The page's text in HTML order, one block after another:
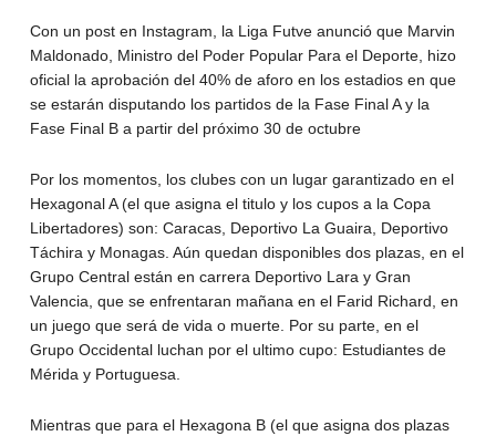
Con un post en Instagram, la Liga Futve anunció que Marvin
Maldonado, Ministro del Poder Popular Para el Deporte, hizo
oficial la aprobación del 40% de aforo en los estadios en que
se estarán disputando los partidos de la Fase Final A y la
Fase Final B a partir del próximo 30 de octubre
Por los momentos, los clubes con un lugar garantizado en el
Hexagonal A (el que asigna el titulo y los cupos a la Copa
Libertadores) son: Caracas, Deportivo La Guaira, Deportivo
Táchira y Monagas. Aún quedan disponibles dos plazas, en el
Grupo Central están en carrera Deportivo Lara y Gran
Valencia, que se enfrentaran mañana en el Farid Richard, en
un juego que será de vida o muerte. Por su parte, en el
Grupo Occidental luchan por el ultimo cupo: Estudiantes de
Mérida y Portuguesa.
Mientras que para el Hexagona B (el que asigna dos plazas